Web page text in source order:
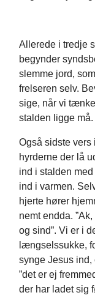
Allerede i tredje
begynder
slemme jord,
frelseren selv.
sige, når vi
stalden ligge må.
Også sidste vers
hyrderne der lå
ind i stalden
ind i varmen.
hjerte hører
nemt endda.
og sind”. Vi er i
længselssukke,
synge Jesus ind,
”det er ej
der har ladet sig